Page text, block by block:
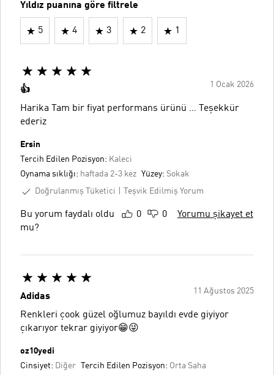
Yıldız puanına göre filtrele
5 4 3 2 1
1 Ocak 2026
👍
Harika Tam bir fiyat performans ürünü … Teşekkür
ederiz
Ersin
Tercih Edilen Pozisyon: Kaleci
Oynama sıklığı: haftada 2-3 kez Yüzey: Sokak
Doğrulanmış Tüketici
Teşvik Edilmiş Yorum
Bu yorum faydalı oldu
mu?
0 0 Yorumu şikayet et
11 Ağustos 2025
Adidas
Renkleri çook güzel oğlumuz bayıldı evde giyiyor
çıkarıyor tekrar giyiyor😁😜
oz10yedi
Cinsiyet: Diğer Tercih Edilen Pozisyon: Orta Saha